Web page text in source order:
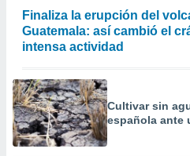
Finaliza la erupción del
Guatemala: así cambió el
intensa actividad
Cultivar sin
española ante